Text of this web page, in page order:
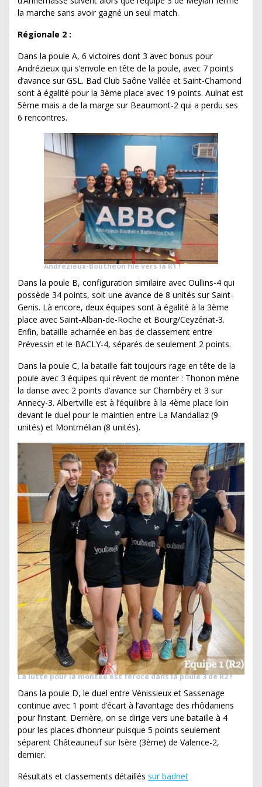
la marche sans avoir gagné un seul match.
Régionale 2 :
Dans la poule A, 6 victoires dont 3 avec bonus pour
Andrézieux qui s’envole en tête de la poule, avec 7 points
d’avance sur GSL. Bad Club Saône Vallée et Saint-Chamond
sont à égalité pour la 3ème place avec 19 points. Aulnat est
5ème mais a de la marge sur Beaumont-2 qui a perdu ses
6 rencontres.
Andrézieux-Bouthéon file vers la R1 !
Dans la poule B, configuration similaire avec Oullins-4 qui
possède 34 points, soit une avance de 8 unités sur Saint-
Genis. Là encore, deux équipes sont à égalité à la 3ème
place avec Saint-Alban-de-Roche et Bourg/Ceyzériat-3.
Enfin, bataille acharnée en bas de classement entre
Prévessin et le BACLY-4, séparés de seulement 2 points.
Dans la poule C, la bataille fait toujours rage en tête de la
poule avec 3 équipes qui rêvent de monter : Thonon mène
la danse avec 2 points d’avance sur Chambéry et 3 sur
Annecy-3. Albertville est à l’équilibre à la 4ème place loin
devant le duel pour le maintien entre La Mandallaz (9
unités) et Montmélian (8 unités).
La lutte pour la montée est féroce dans la poule 3 de R2 !
Dans la poule D, le duel entre Vénissieux et Sassenage
continue avec 1 point d’écart à l’avantage des rhôdaniens
pour l’instant. Derrière, on se dirige vers une bataille à 4
pour les places d’honneur puisque 5 points seulement
séparent Châteauneuf sur Isère (3ème) de Valence-2,
dernier.
Résultats et classements détaillés sur badnet